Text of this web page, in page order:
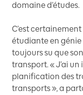
domaine d’études.
C’est
étudiante en génie
toujours su que
transport. « J’ai
planification des
transports », a